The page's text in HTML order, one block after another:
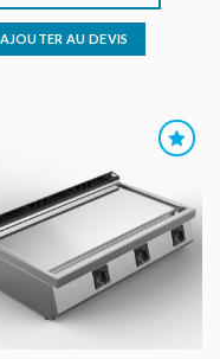
AJOUTER AU DEVIS
AJOUTER
AU DEVIS